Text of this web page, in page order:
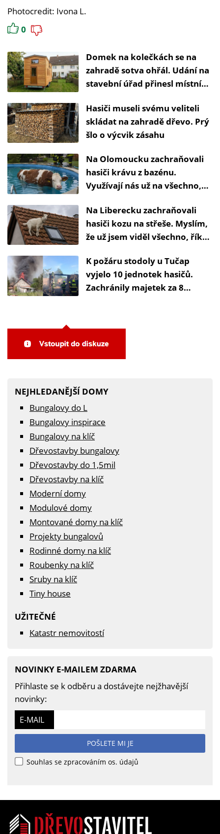
Photocredit: Ivona L.
0
Domek na kolečkách se na
zahradě sotva ohřál. Udání na
stavební úřad přinesl místní
Hasiči museli svému veliteli
skládat na zahradě dřevo. Prý
šlo o výcvik zásahu
Na Olomoucku zachraňovali
hasiči krávu z bazénu.
Využívají nás už na všechno,
Na Liberecku zachraňovali
hasiči kozu na střeše. Myslím,
že už jsem viděl všechno, říká
K požáru stodoly u Tučap
vyjelo 10 jednotek hasičů.
Zachránily majetek za 8
NEJHLEDANĚJŠÍ DOMY
Bungalovy do L
Bungalovy inspirace
Bungalovy na klíč
Dřevostavby bungalovy
Dřevostavby do 1,5mil
Dřevostavby na klíč
Moderní domy
Modulové domy
Montované domy na klíč
Projekty bungalovů
Rodinné domy na klíč
Roubenky na klíč
Sruby na klíč
Tiny house
UŽITEČNÉ
Katastr nemovitostí
NOVINKY E-MAILEM ZDARMA
Přihlaste se k odběru a dostávejte nejžhavější
novinky:
E-MAIL
POŠLETE MI JE
Souhlas se zpracováním os. údajů